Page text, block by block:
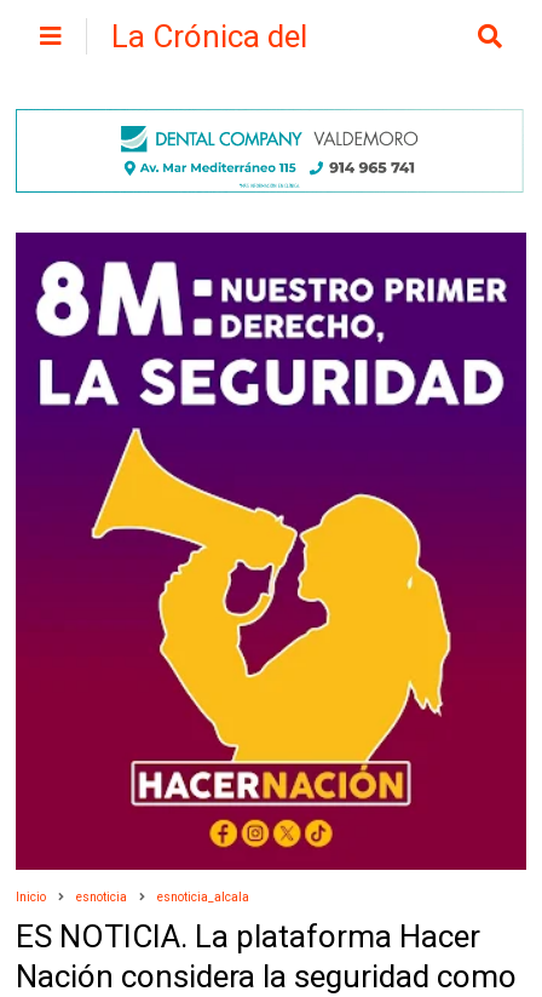
La Crónica del
Inicio esnoticia esnoticia_alcala
ES NOTICIA. La plataforma Hacer
Nación considera la seguridad como